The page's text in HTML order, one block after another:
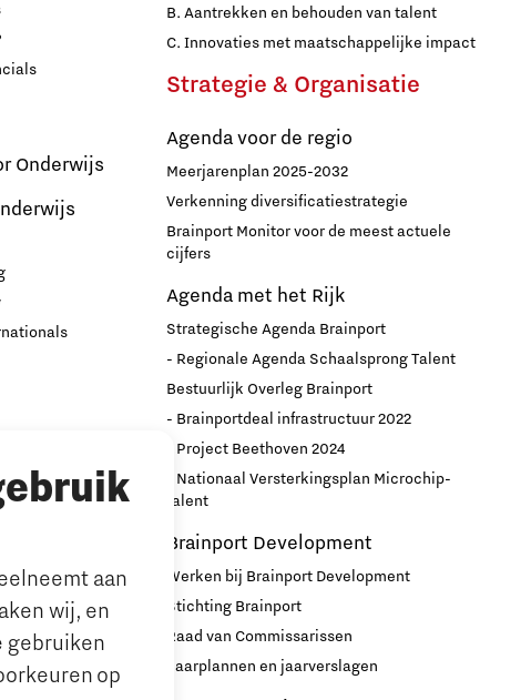
aan
wij, en
gebruiken
op
Onderwijs
ouders
B. Aantrekken en behouden van talent
C. Innovaties met maatschappelijke impact
Strategie & Organisatie
Agenda voor de regio
Meerjarenplan 2025-2032
Verkenning diversificatiestrategie
Brainport Monitor voor de meest actuele
cijfers
Agenda met het Rijk
Strategische Agenda Brainport
- Regionale Agenda Schaalsprong Talent
Bestuurlijk Overleg Brainport
- Brainportdeal infrastructuur 2022
- Project Beethoven 2024
- Nationaal Versterkingsplan Microchip-
talent
Brainport Development
Werken bij Brainport Development
Stichting Brainport
Raad van Commissarissen
Jaarplannen en jaarverslagen